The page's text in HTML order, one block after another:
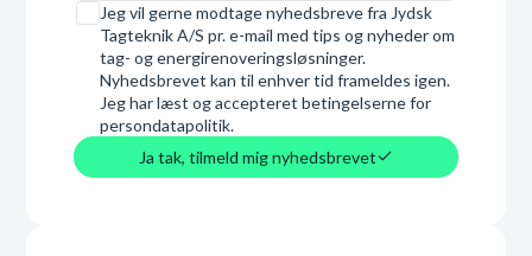
Samtykke
Jeg vil gerne modtage nyhedsbreve fra Jydsk
Tagteknik A/S pr. e-mail med tips og nyheder om
tag- og energirenoveringsløsninger.
Nyhedsbrevet kan til enhver tid frameldes igen.
Jeg har læst og accepteret betingelserne for
persondatapolitik.
Ja tak, tilmeld mig nyhedsbrevet